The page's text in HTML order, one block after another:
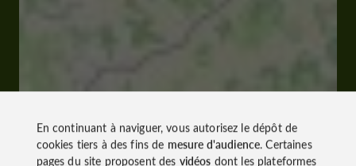
En continuant à naviguer, vous autorisez le dépôt de
cookies tiers à des fins de mesure d'audience. Certaines
pages du site proposent des vidéos dont les plateformes